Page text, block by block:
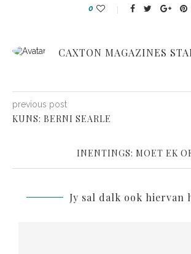
0
CAXTON MAGAZINES
previous post
KUNS: BERNI SEARLE
INENTINGS: MOET EK
Jy sal dalk ook hiervan